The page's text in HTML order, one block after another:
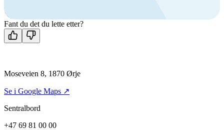
Kontakt oss
Fant du det du lette etter?
Moseveien 8, 1870 Ørje
Se i Google Maps ↗
Sentralbord
+47 69 81 00 00